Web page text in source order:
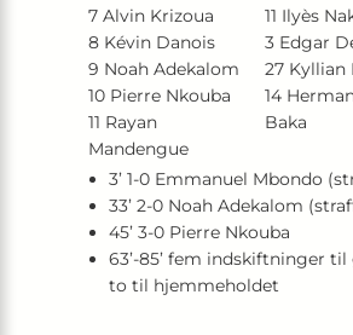
7 Alvin Krizoua
8 Kévin Danois
9 Noah Adekalom
10 Pierre Nkouba
11 Rayan
Mandengue
11 Ilyès
3 Edgar
27 Kyllian
14
Baka
3’ 1-0 Emmanuel Mbondo
33’ 2-0 Noah Adekalom
45’ 3-0 Pierre Nkouba
63’-85’ fem indskiftninger
to til hjemmeholdet